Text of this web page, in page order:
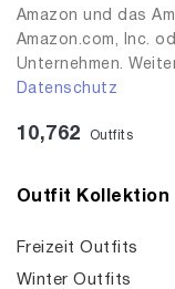
Amazon und das
Amazon.com, Inc.
Unternehmen.
Datenschutz
10,762 Outfits
Outfit Kollektion
Freizeit Outfits
Winter Outfits